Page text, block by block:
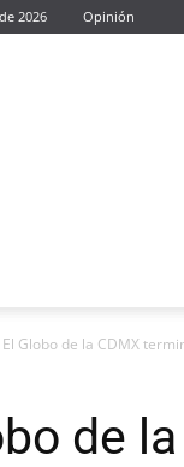
2026 Opinión
El Globo de la CDMX
de